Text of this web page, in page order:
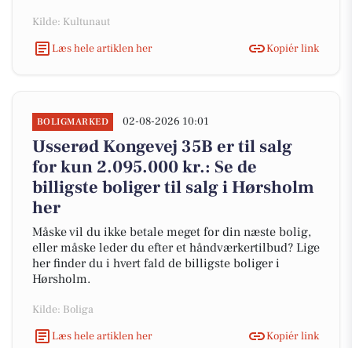
Kilde: Kultunaut
Læs hele artiklen her
Kopiér link
BOLIGMARKED 02-08-2026 10:01
Usserød Kongevej 35B er til salg
for kun 2.095.000 kr.: Se de
billigste boliger til salg i Hørsholm
her
Måske vil du ikke betale meget for din næste bolig,
eller måske leder du efter et håndværkertilbud? Lige
her finder du i hvert fald de billigste boliger i
Hørsholm.
Kilde: Boliga
Læs hele artiklen her
Kopiér link